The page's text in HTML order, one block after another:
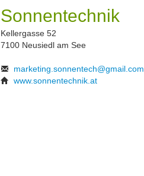
Sonnentechnik
Kellergasse 52
7100 Neusiedl am See
marketing.sonnentech@gmail.com
www.sonnentechnik.at